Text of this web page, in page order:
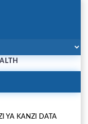
YA KANZI DATA